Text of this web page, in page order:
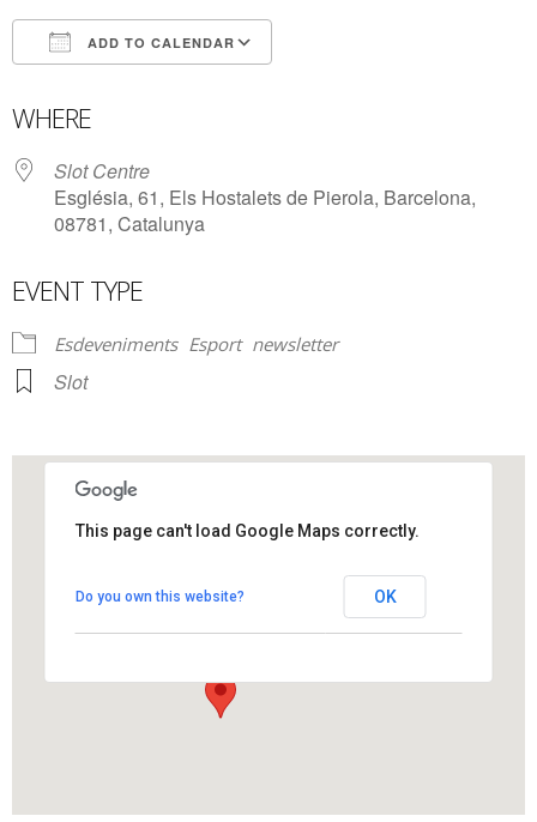
ADD TO CALENDAR
WHERE
Slot Centre
Església, 61, Els Hostalets de Pierola, Barcelona,
08781, Catalunya
EVENT TYPE
Esdeveniments Esport newsletter
Slot
Església, 61 - Els Hostalets de Pierola
View Events
This page can't load Google Maps correctly.
Do you own this website? OK